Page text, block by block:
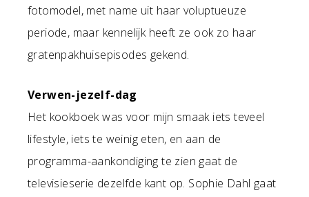
fotomodel, met name uit haar voluptueuze
periode, maar kennelijk heeft ze ook zo haar
gratenpakhuisepisodes gekend.
Verwen-jezelf-dag
Het kookboek was voor mijn smaak iets teveel
lifestyle, iets te weinig eten, en aan de
programma-aankondiging te zien gaat de
televisieserie dezelfde kant op. Sophie Dahl gaat